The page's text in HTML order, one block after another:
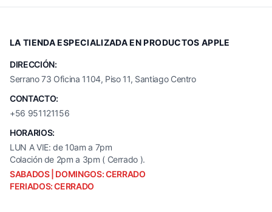
LA TIENDA ESPECIALIZADA EN PRODUCTOS APPLE
DIRECCIÓN:
Serrano 73 Oficina 1104, Piso 11, Santiago Centro
CONTACTO:
+56 951121156
HORARIOS:
LUN A VIE: de 10am a 7pm
Colación de 2pm a 3pm ( Cerrado ).
SABADOS | DOMINGOS: CERRADO
FERIADOS: CERRADO